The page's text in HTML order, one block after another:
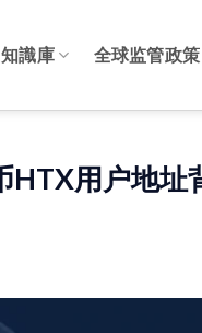
知識庫 全球监管政策
HTX用户地址